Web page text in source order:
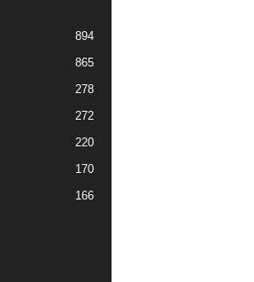
894
865
278
272
220
170
166